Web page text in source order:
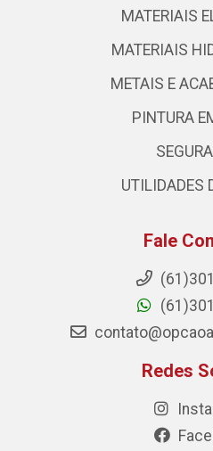
MATERIAIS
MATERIAIS
METAIS E
PINTURA
UTILIDADES
Fale
Redes